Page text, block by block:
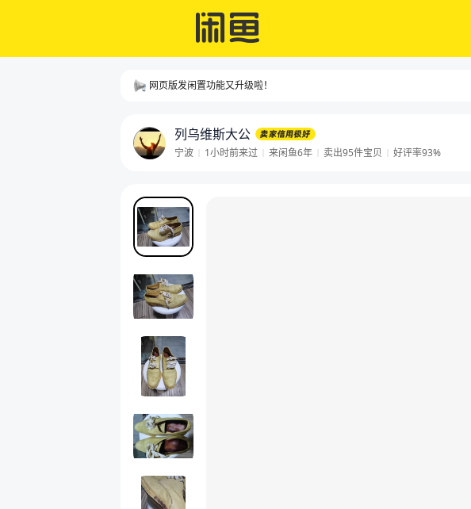
网页版发闲置功能又升级啦！
列乌维斯大公
宁波 1小时前来过 来闲鱼6年 卖出95件宝贝 好评率93%